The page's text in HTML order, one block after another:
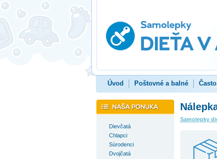
Úvod Poštovné a balné
Dievčatá
Chlapci
Súrodenci
Dvojčatá
Samolepky